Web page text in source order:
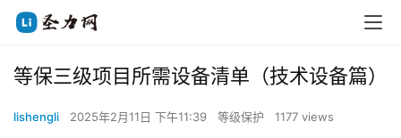
等保三级项目所需设备清单（技术设备篇）
lishengli 2025年2月11日 下午11:39 等级保护 1177 views